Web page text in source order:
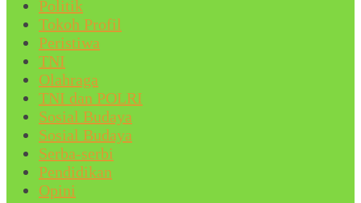
Politik
Tokoh Profil
Peristiwa
TNI
Olahraga
TNI dan POLRI
Sosial Budaya
Sosial Budaya
Serba-serbi
Pendidikan
Opini